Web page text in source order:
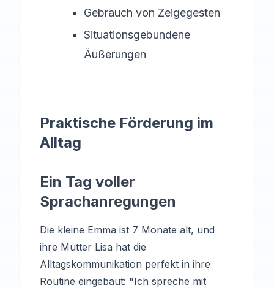
Gebrauch von Zeigegesten
Situationsgebundene
Äußerungen
Praktische Förderung im
Alltag
Ein Tag voller
Sprachanregungen
Die kleine Emma ist 7 Monate alt, und
ihre Mutter Lisa hat die
Alltagskommunikation perfekt in ihre
Routine eingebaut: "Ich spreche mit